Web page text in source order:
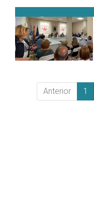
Anterior 1